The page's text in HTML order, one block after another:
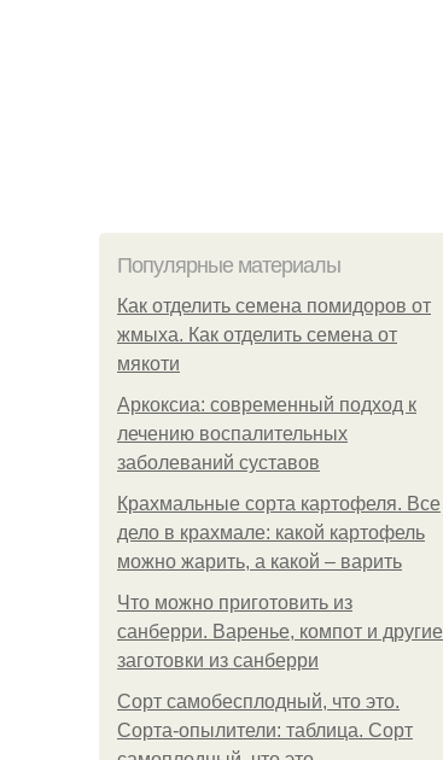
Популярные материалы
Как отделить семена помидоров от
жмыха. Как отделить семена от
мякоти
Аркоксиа: современный подход к
лечению воспалительных
заболеваний суставов
Крахмальные сорта картофеля. Все
дело в крахмале: какой картофель
можно жарить, а какой – варить
Что можно приготовить из
санберри. Варенье, компот и другие
заготовки из санберри
Сорт самобесплодный, что это.
Сорта-опылители: таблица. Сорт